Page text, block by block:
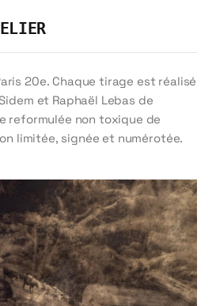
standard.
image haute résolution via le
Nos artisans préparent le
calibré sur la courbe tonale
palladium, particulièrement
d'essai avant le tirage final.
à six semaines de réalisation, le
aucune précipitation.
20e. Chaque tirage est réalisé
et Raphaël Lebas de
reformulée non toxique de
limitée, signée et numérotée.